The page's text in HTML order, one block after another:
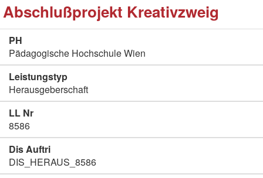
Abschlußprojekt Kreativzweig
PH
Pädagogische Hochschule Wien
Leistungstyp
Herausgeberschaft
LL Nr
8586
Dis Auftri
DIS_HERAUS_8586